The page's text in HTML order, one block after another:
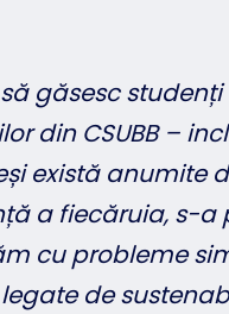
găsesc
din CSUBB –
există anumite
a fiecăruia, s-a
cu probleme
de